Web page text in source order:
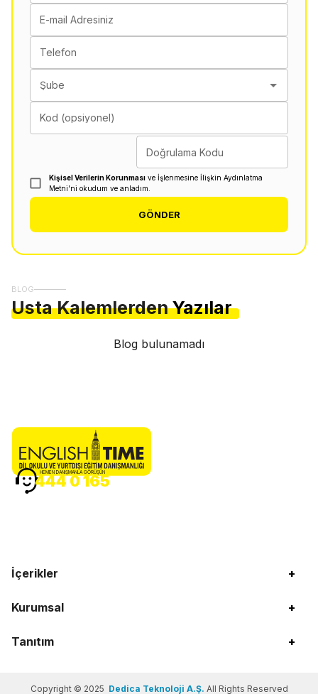
E-mail Adresiniz
Telefon
Şube
Kod (opsiyonel)
Doğrulama Kodu
Kişisel Verilerin Korunması ve İşlenmesine İlişkin Aydınlatma
Metni'ni okudum ve anladım.
GÖNDER
BLOG
Usta Kalemlerden Yazılar
Blog bulunamadı
İçerikler +
Kurumsal +
Tanıtım +
HEMEN DANIŞMANLA GÖRÜŞÜN
444 0 165
Copyright © 2025 Dedica Teknoloji A.Ş. All Rights Reserved